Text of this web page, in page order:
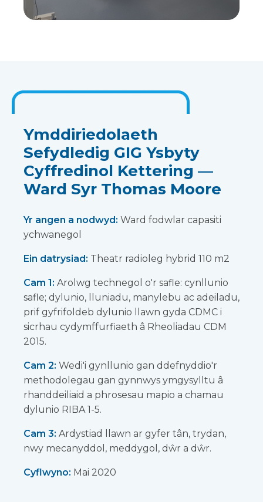
Ymddiriedolaeth
Sefydledig GIG Ysbyty
Cyffredinol Kettering —
Ward Syr Thomas Moore
Yr angen a nodwyd: Ward fodwlar capasiti
ychwanegol
Ein datrysiad: Theatr radioleg hybrid 110 m2
Cam 1: Arolwg technegol o'r safle: cynllunio
safle; dylunio, lluniadu, manylebu ac adeiladu,
prif gyfrifoldeb dylunio llawn gyda CDMC i
sicrhau cydymffurfiaeth â Rheoliadau CDM
2015.
Cam 2: Wedi'i gynllunio gan ddefnyddio'r
methodolegau gan gynnwys ymgysylltu â
rhanddeiliaid a phrosesau mapio a chamau
dylunio RIBA 1-5.
Cam 3: Ardystiad llawn ar gyfer tân, trydan,
nwy mecanyddol, meddygol, dŵr a dŵr.
Cyflwyno: Mai 2020